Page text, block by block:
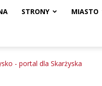
STRONY MIASTO